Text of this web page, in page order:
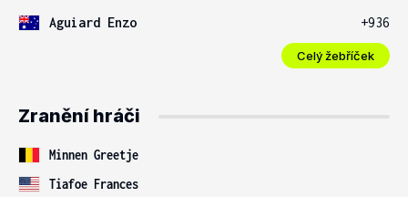
Aguiard Enzo
+936
Celý žebříček
Zranění hráči
Minnen Greetje
Tiafoe Frances